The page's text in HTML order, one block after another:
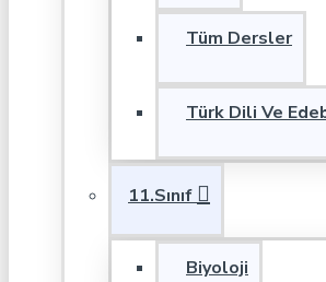
Tüm Dersler
Türk Dili Ve
11.Sınıf
Biyoloji